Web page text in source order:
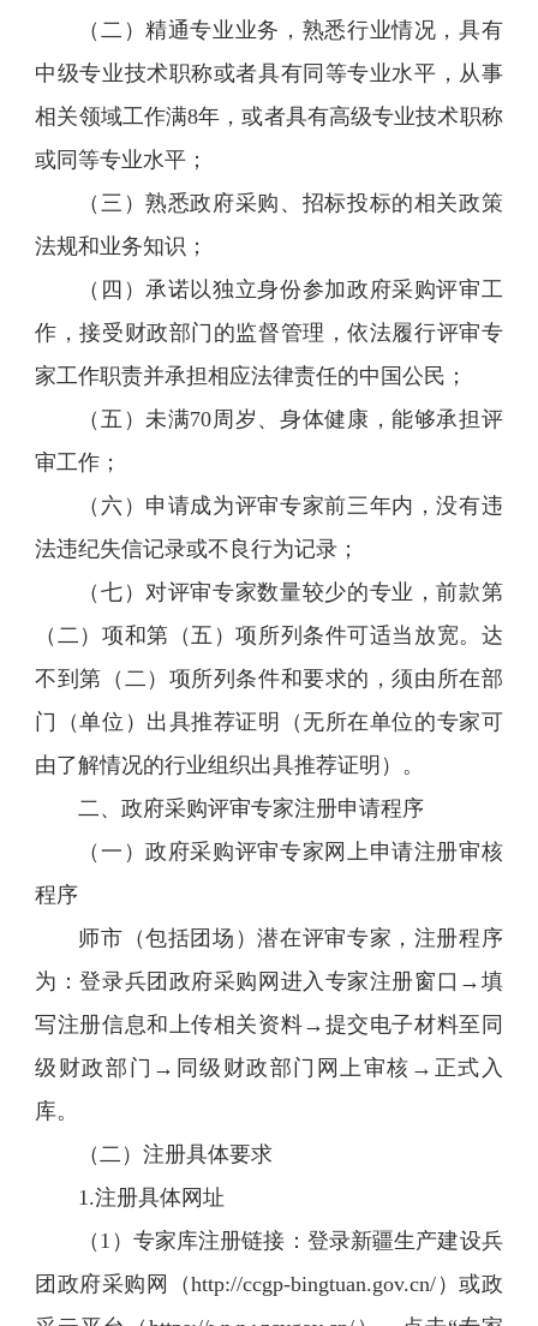
（二）精通专业业务，熟悉行业情况，具有
中级专业技术职称或者具有同等专业水平，从事
相关领域工作满8年，或者具有高级专业技术职称
或同等专业水平；
（三）熟悉政府采购、招标投标的相关政策
法规和业务知识；
（四）承诺以独立身份参加政府采购评审工
作，接受财政部门的监督管理，依法履行评审专
家工作职责并承担相应法律责任的中国公民；
（五）未满70周岁、身体健康，能够承担评
审工作；
（六）申请成为评审专家前三年内，没有违
法违纪失信记录或不良行为记录；
（七）对评审专家数量较少的专业，前款第
（二）项和第（五）项所列条件可适当放宽。达
不到第（二）项所列条件和要求的，须由所在部
门（单位）出具推荐证明（无所在单位的专家可
由了解情况的行业组织出具推荐证明）。
二、政府采购评审专家注册申请程序
（一）政府采购评审专家网上申请注册审核
程序
师市（包括团场）潜在评审专家，注册程序
为：登录兵团政府采购网进入专家注册窗口→填
写注册信息和上传相关资料→提交电子材料至同
级财政部门→同级财政部门网上审核→正式入
库。
（二）注册具体要求
1.注册具体网址
（1）专家库注册链接：登录新疆生产建设兵
团政府采购网（http://ccgp-bingtuan.gov.cn/）或政